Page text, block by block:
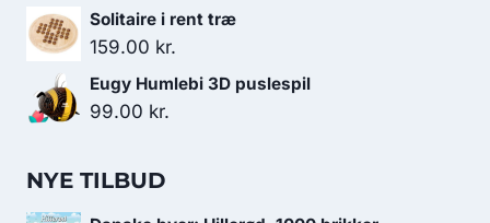
Solitaire i rent træ
159.00 kr.
Eugy Humlebi 3D puslespil
99.00 kr.
NYE TILBUD